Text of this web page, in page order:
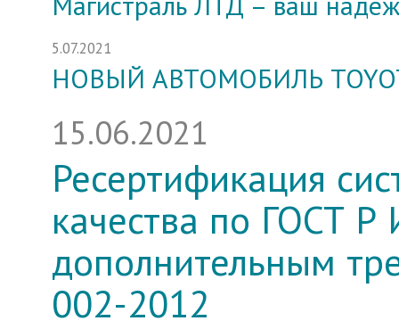
5.07.2021
НОВЫЙ АВТОМОБИЛЬ
15.06.2021
Ресертификация
качества по ГОСТ
дополнительным
002-2012